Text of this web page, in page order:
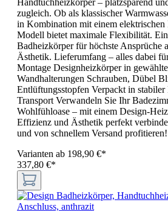
zugleich. Ob als klassischer
in Kombination mit einem elektrischen
Modell bietet maximale Flexibilität.
Badheizkörper für höchste Ansprüche
Ästhetik. Lieferumfang – alles dabei
Montage Designheizkörper in
Wandhalterungen Schrauben, Dübel
Entlüftungsstopfen Verpackt in
Transport Verwandeln Sie Ihr
Wohlfühloase – mit einem Design-
Effizienz und Ästhetik perfekt
und von schnellem Versand profitieren!
Varianten ab 198,90 €*
337,80 €*